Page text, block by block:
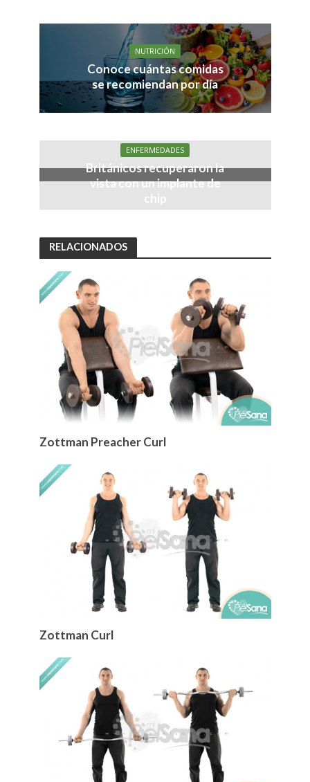
NUTRICIÓN
Conoce cuántas comidas
se recomiendan por día
ENFERMEDADES
Británicos recuperaron la
vista con un implante de
chip
RELACIONADOS
Zottman Preacher Curl
Zottman Curl